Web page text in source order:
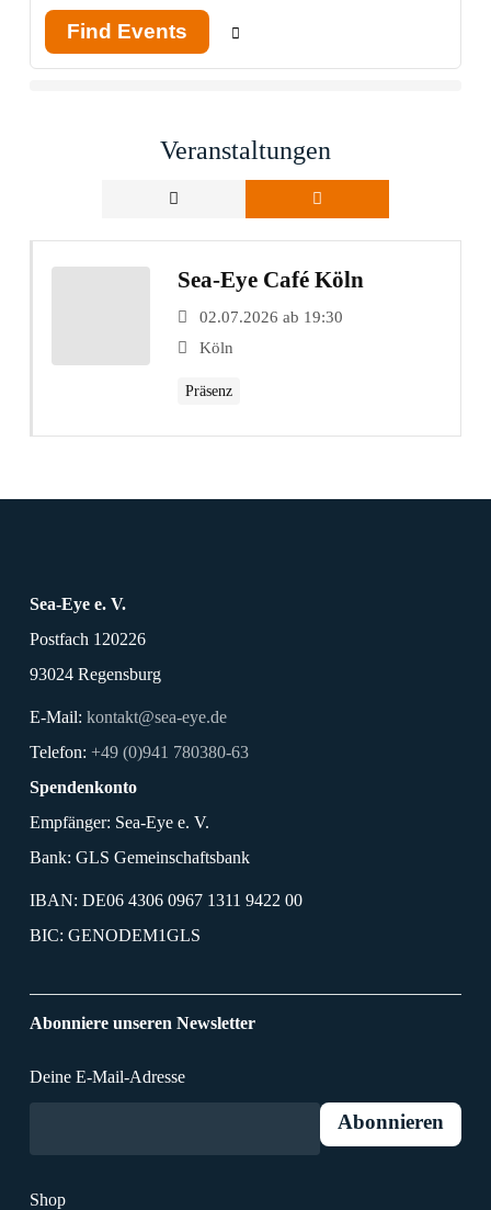
Find Events
Veranstaltungen
Sea-Eye Café Köln
02.07.2026 ab 19:30
Köln
Präsenz
Sea-Eye e. V.
Postfach 120226
93024 Regensburg
E-Mail: kontakt@sea-eye.de
Telefon: +49 (0)941 780380-63
Spendenkonto
Empfänger: Sea-Eye e. V.
Bank: GLS Gemeinschaftsbank
IBAN: DE06 4306 0967 1311 9422 00
BIC: GENODEM1GLS
Abonniere unseren Newsletter
Deine E-Mail-Adresse
Shop